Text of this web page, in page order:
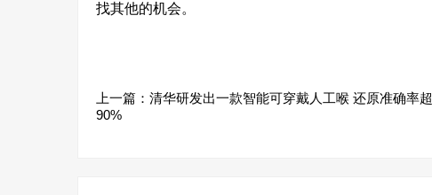
找其他的机会。
上一篇： 清华研发出一款智能可穿戴人工喉 还原准确率超
90%